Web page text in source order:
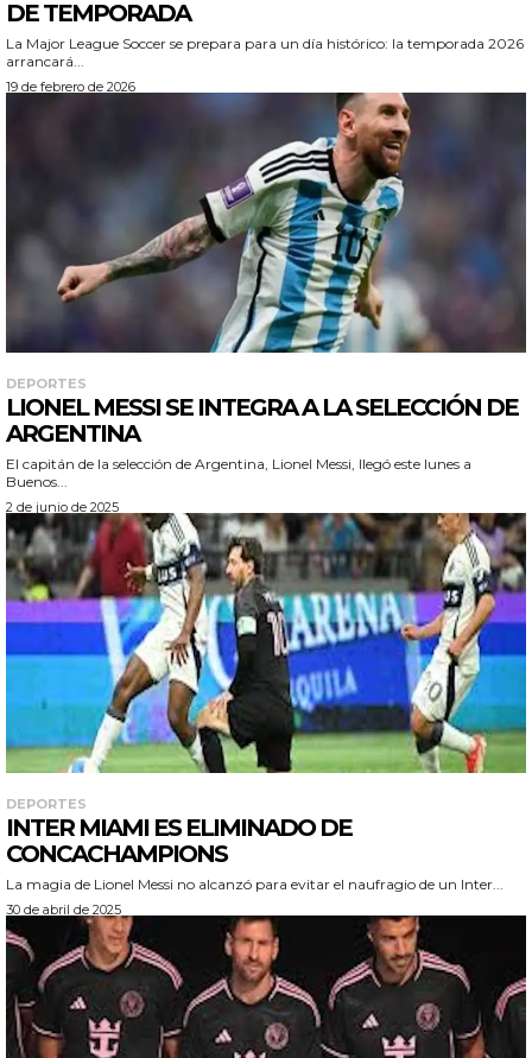
DE TEMPORADA
La Major League Soccer se prepara para un día histórico: la temporada 2026
arrancará...
19 de febrero de 2026
DEPORTES
LIONEL MESSI SE INTEGRA A LA SELECCIÓN DE
ARGENTINA
El capitán de la selección de Argentina, Lionel Messi, llegó este lunes a
Buenos...
2 de junio de 2025
DEPORTES
INTER MIAMI ES ELIMINADO DE
CONCACHAMPIONS
La magia de Lionel Messi no alcanzó para evitar el naufragio de un Inter...
30 de abril de 2025